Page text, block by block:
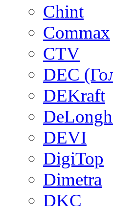
Chint
Commax
CTV
DEC
DEKraft
DEVI
DigiTop
Dimetra
DKC